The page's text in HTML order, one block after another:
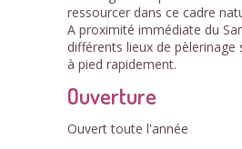
ressourcer dans ce cadre
A proximité immédiate du
différents lieux de pèlerinage
à pied rapidement.
Ouverture
Ouvert toute l'année